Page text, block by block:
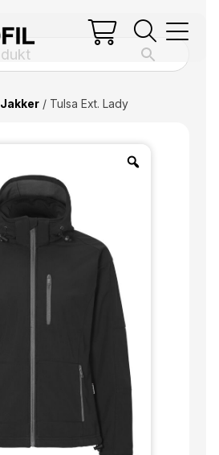
Jakker/ Tulsa Ext. Lady